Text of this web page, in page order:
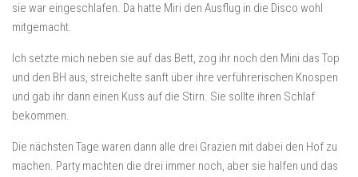
sie war eingeschlafen. Da hatte Miri den Ausflug in die Disco wohl
mitgemacht.
Ich setzte mich neben sie auf das Bett, zog ihr noch den Mini das Top
und den BH aus, streichelte sanft über ihre verführerischen Knospen
und gab ihr dann einen Kuss auf die Stirn. Sie sollte ihren Schlaf
bekommen.
Die nächsten Tage waren dann alle drei Grazien mit dabei den Hof zu
machen. Party machten die drei immer noch, aber sie halfen und das